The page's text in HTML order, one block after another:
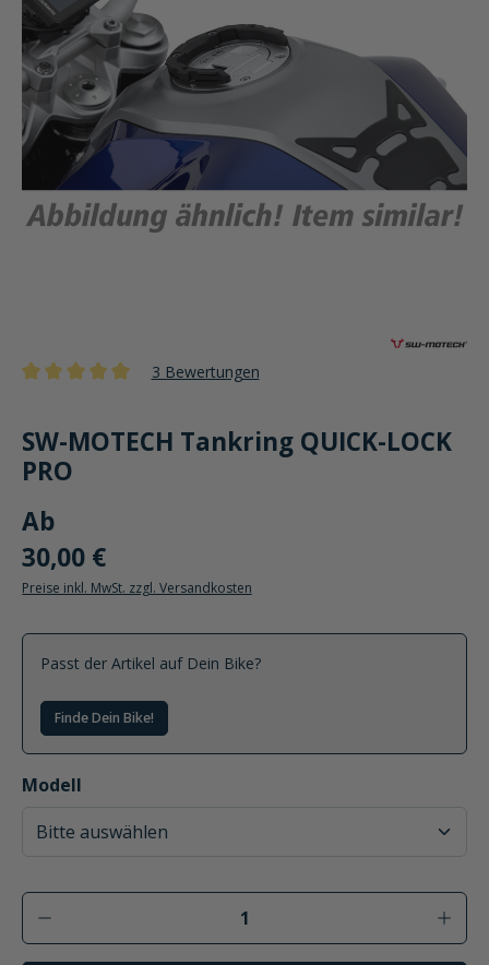
3 Bewertungen
SW-MOTECH Tankring QUICK-LOCK
PRO
Ab
30,00 €
Preise inkl. MwSt. zzgl. Versandkosten
Passt der Artikel auf Dein Bike?
Finde Dein Bike!
Modell
auswählen
Produkt Anzahl: Gib den gewünschten